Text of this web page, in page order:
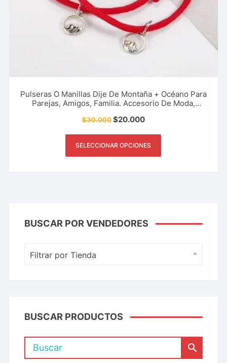
Pulseras O Manillas Dije De Montaña + Océano Para
Parejas, Amigos, Familia. Accesorio De Moda,
$30.000$20.000
SELECCIONAR OPCIONES
BUSCAR POR VENDEDORES
Filtrar por Tienda
BUSCAR PRODUCTOS